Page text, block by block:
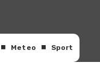
Meteo Sport